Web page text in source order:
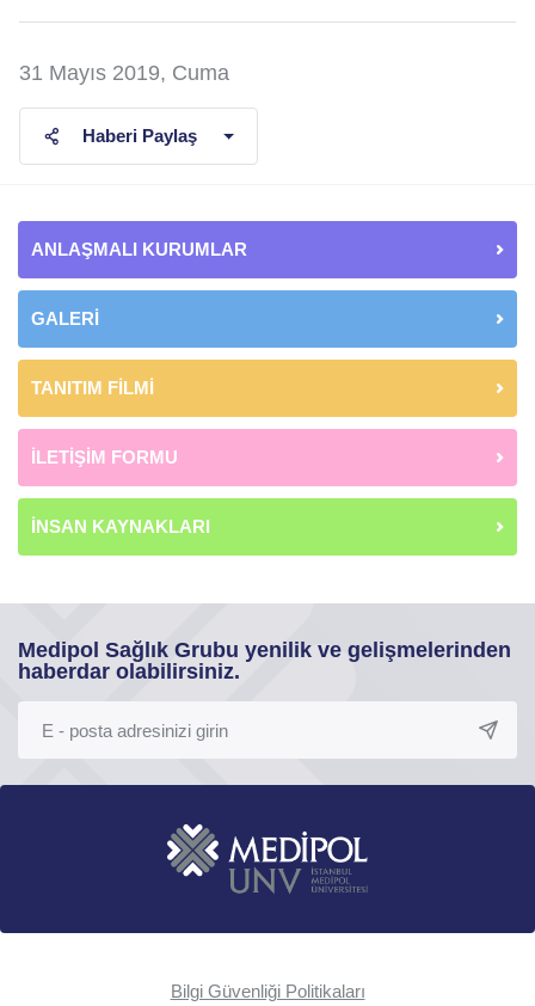
31 Mayıs 2019, Cuma
Haberi Paylaş
ANLAŞMALI KURUMLAR
GALERİ
TANITIM FİLMİ
İLETİŞİM FORMU
İNSAN KAYNAKLARI
Medipol Sağlık Grubu yenilik ve gelişmelerinden
haberdar olabilirsiniz.
Bilgi Güvenliği Politikaları